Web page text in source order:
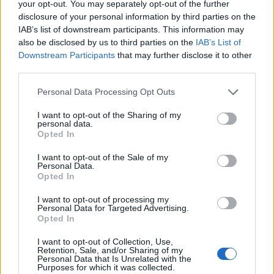
your opt-out. You may separately opt-out of the further
disclosure of your personal information by third parties on the
IAB’s list of downstream participants. This information may
also be disclosed by us to third parties on the IAB’s List of
Downstream Participants that may further disclose it to other
Personal Data Processing Opt Outs
I want to opt-out of the Sharing of my
personal data.
Opted In
I want to opt-out of the Sale of my
Personal Data.
Opted In
I want to opt-out of processing my
Personal Data for Targeted Advertising.
Opted In
I want to opt-out of Collection, Use,
Retention, Sale, and/or Sharing of my
Personal Data that Is Unrelated with the
Purposes for which it was collected.
Come ben sapranno molti ormai, dall’inizio della pandemia, il 5G e
il coronavirus sono diventaticompagni abbastanza inseparabili
nel mondo del complottismotanto che alcune antenne di
Italia compresa ,ahinoi.